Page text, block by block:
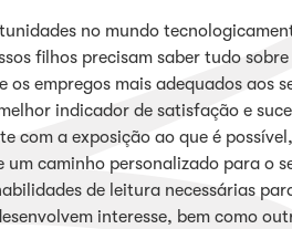
no mundo
filhos precisam saber tudo sobre
os empregos mais adequados aos
indicador de satisfação e
com a exposição ao que é
um caminho personalizado para o
de leitura necessárias
interesse, bem como